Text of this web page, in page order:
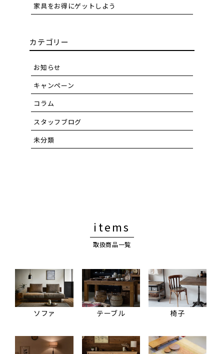
家具をお得にゲットしよう
カテゴリー
お知らせ
キャンペーン
コラム
スタッフブログ
未分類
items
取扱商品一覧
ソファ テーブル 椅子